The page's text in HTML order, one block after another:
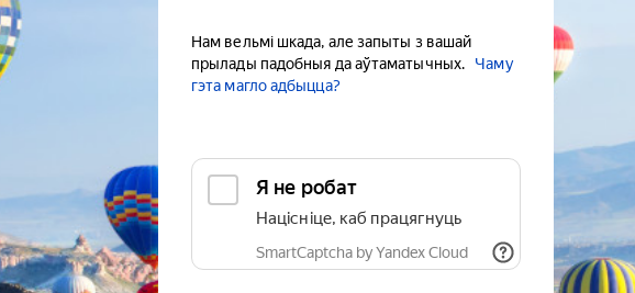
Нам вельмі шкада, але запыты з вашай
прылады падобныя да аўтаматычных.
Чаму
гэта магло адбыцца?
Я не робат
Націсніце, каб працягнуць
SmartCaptcha by Yandex Cloud